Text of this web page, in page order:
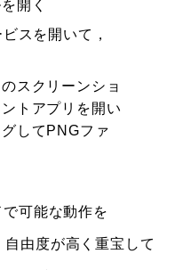
開く
スを開いて，
スクリーンショ
トアプリを開い
してPNGファ
可能な動作を
由度が高く重宝して